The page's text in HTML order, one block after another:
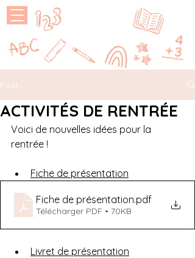
Post
ACTIVITÉS DE RENTRÉE
Voici de nouvelles idées pour la
rentrée !
Fiche de présentation
Fiche de présentation.pdf
Télécharger PDF • 70KB
Livret de présentation